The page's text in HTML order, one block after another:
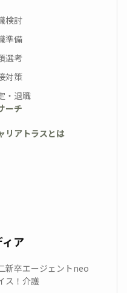
検討
準備
選考
対策
・退職
ーチ
リアトラスとは
ア
新卒エージェントneo
ス！介護